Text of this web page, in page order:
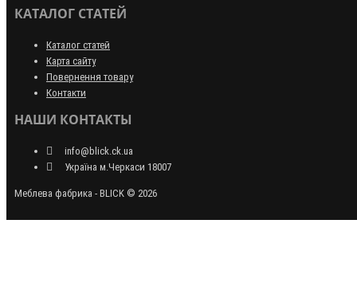
КАТАЛОГ СТАТЕЙ
Каталог статей
Карта сайту
Повернення товару
Контакти
НАШИ КОНТАКТЫ
info@blick.ck.ua
Україна м.Черкаси 18007
Меблева фабрика - BLICK © 2026